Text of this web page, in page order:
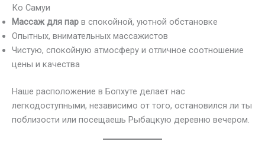
Ко Самуи
Массаж для пар в спокойной, уютной обстановке
Опытных, внимательных массажистов
Чистую, спокойную атмосферу и отличное соотношение
цены и качества
Наше расположение в Бопхуте делает нас
легкодоступными, независимо от того, остановился ли ты
поблизости или посещаешь Рыбацкую деревню вечером.